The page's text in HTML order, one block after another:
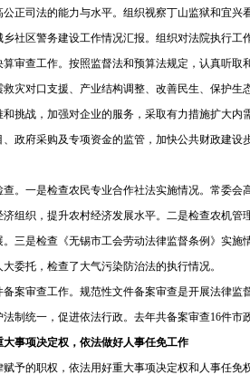
正司法的能力与水平。组织视察丁山监狱和宜
社区警务建设工作情况汇报。组织对法院执行
查工作。按照监督法和预算法规定，认真听取
灾对口支援、产业结构调整、改善民生、保护
挑战，加强对企业的服务，采取有力措施扩大
政府采购及专项资金的监管，加快公共财政建
一是检查农民专业合作社法实施情况。常委会
组织，提升农村经济发展水平。二是检查农机
三是检查《无锡市工会劳动法律监督条例》实
委托，检查了大气污染防治法的执行情况。
审查工作。规范性文件备案审查是开展法律监
制统一，促进依法行政。去年共备案审查16件市
事项决定权，依法做好人事任免工作
的职权，依法用好重大事项决定权和人事任免